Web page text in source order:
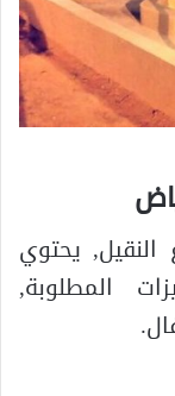
يحتوي
المطلوبة,